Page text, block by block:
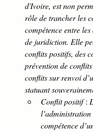
d'Ivoire, est non
rôle de trancher les
compétence entre
de juridiction. Elle
conflits positifs, des
prévention de
conflits sur renvoi
statuant
Conflit positif :
l’administration
compétence